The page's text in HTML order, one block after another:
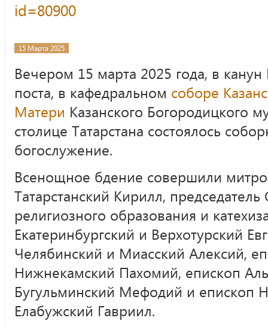
id=80900
15 Марта 2025
Вечером 15 марта 2025 года, в
поста, в кафедральном соборе
Матери Казанского Богородицкого
столице Татарстана состоялось
богослужение.
Всенощное бдение совершили
Татарстанский Кирилл,
религиозного образования и
Екатеринбургский и Верхотурский
Челябинский и Миасский Алексий,
Нижнекамский Пахомий, епископ
Бугульминский Мефодий и епископ
Елабужский Гавриил.